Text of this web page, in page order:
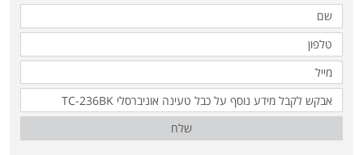
שלח